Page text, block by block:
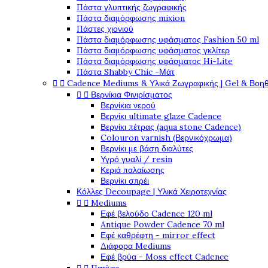
Πάστα γλυπτικής ζωγραφικής
Πάστα διαμόρφωσης mixion
Πάστες χιονιού
Πάστα διαμόρφωσης υφάσματος Fashion 50 ml
Πάστα διαμόρφωσης υφάσματος γκλίτερ
Πάστα διαμόρφωσης υφάσματος Hi-Lite
Πάστα Shabby Chic -Μάτ
  Cadence Mediums & Υλικά Ζωγραφικής | Gel &
  Βερνίκια Φινιρίσματος
Βερνίκια νερού
Βερνίκι ultimate glaze Cadence
Βερνίκι πέτρας (aqua stone Cadence)
Colouron varnish (Βερνικόχρωμα)
Βερνίκι με βάση διαλύτες
Υγρό γυαλί / resin
Κεριά παλαίωσης
Βερνίκι σπρέι
Κόλλες Decoupage | Υλικά Χειροτεχνίας
  Mediums
Εφέ βελούδο Cadence 120 ml
Antique Powder Cadence 70 ml
Εφέ καθρέφτη - mirror effect
Διάφορα Mediums
Εφέ βρύα - Moss effect Cadence